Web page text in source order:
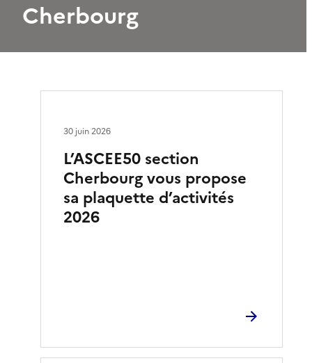
Cherbourg
L’ASCEE50 section
Cherbourg vous propose
sa plaquette d’activités
2026
30 juin 2026